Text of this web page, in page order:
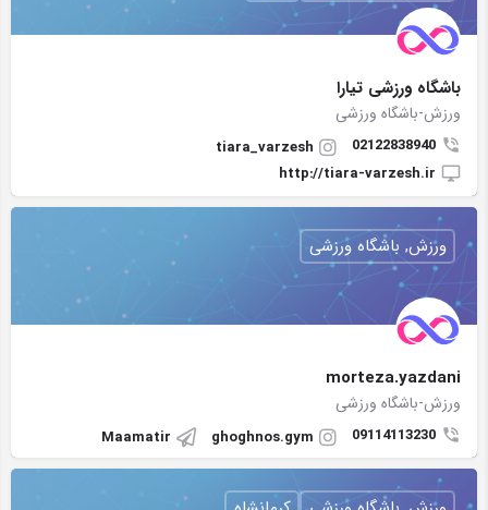
باشگاه ورزشی تیارا
ورزش-باشگاه ورزشی
02122838940
tiara_varzesh
http://tiara-varzesh.ir
morteza.yazdani
ورزش-باشگاه ورزشی
09114113230
ghoghnos.gym
Maamatir
ورزش, باشگاه ورزشی